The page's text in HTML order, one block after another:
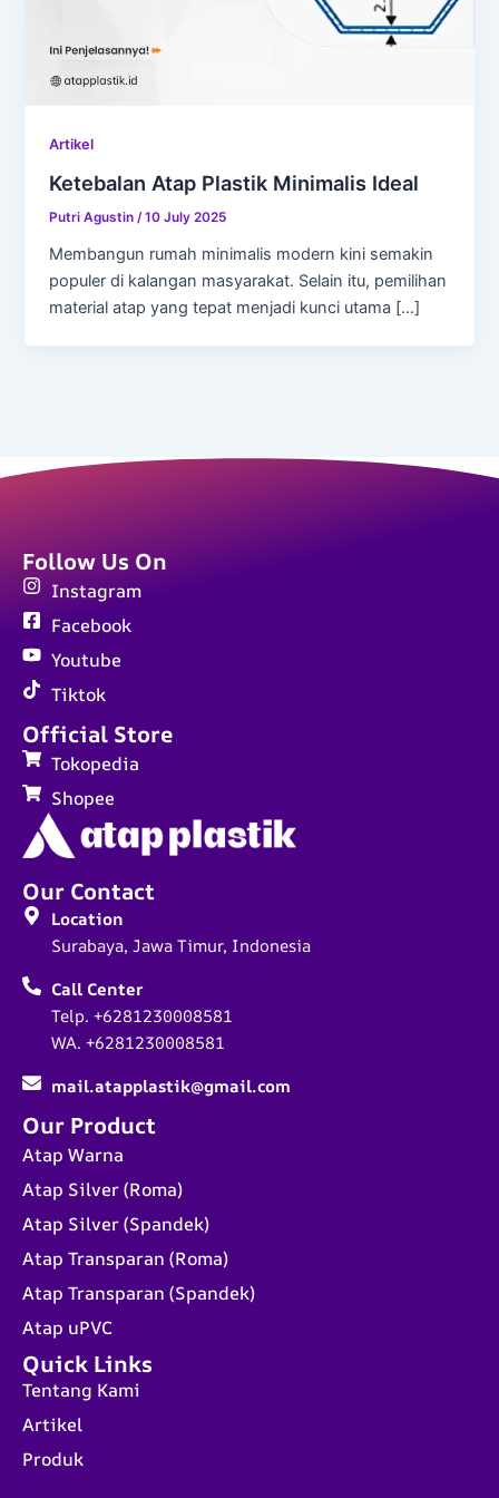
Artikel
Ketebalan Atap Plastik Minimalis Ideal
Putri Agustin /10 July 2025
Membangun rumah minimalis modern kini semakin
populer di kalangan masyarakat. Selain itu, pemilihan
material atap yang tepat menjadi kunci utama […]
Quick Links
Tentang Kami
Artikel
Produk
Our Product
Atap Warna
Atap Silver (Roma)
Atap Silver (Spandek)
Atap Transparan (Roma)
Atap Transparan (Spandek)
Atap uPVC
Our Contact
Location
Surabaya, Jawa Timur, Indonesia
Call Center
Telp. +6281230008581
WA. +6281230008581
mail.atapplastik@gmail.com
Official Store
Tokopedia
Shopee
Follow Us On
Instagram
Facebook
Youtube
Tiktok